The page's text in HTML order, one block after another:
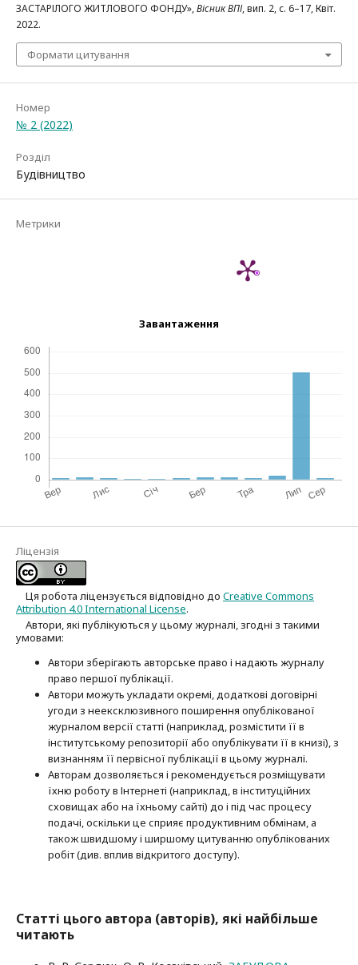
ЗАСТАРІЛОГО ЖИТЛОВОГО ФОНДУ»,Вісник ВПІ, вип. 2, с. 6–17, Квіт.
2022.
Формати цитування
Номер
№ 2 (2022)
Розділ
Будівництво
Метрики
Завантаження
Ліцензія
Ця робота ліцензується відповідно до Creative Commons
Attribution 4.0 International License.
Автори, які публікуються у цьому журналі, згодні з такими
умовами:
Автори зберігають авторське право і надають журналу
право першої публі­кації.
Автори можуть укладати окремі, додат­кові договірні
угоди з неексклюзив­ного поширення опублікованої
журналом версії статті (наприклад, розмістити її в
інститутському репозиторії або опубліку­вати її в книзі), з
визнанням її первісної публікації в цьому журналі.
Авторам дозволяється і рекомендується розміщувати
їхню роботу в Інтернеті (наприклад, в інституційних
сховищах або на їхньому сайті) до і під час процесу
подачі, оскільки це сприяє продуктивним обмінам, а
також швидшому і ширшому цитуванню опубліко­ва­них
робіт (див. вплив відкритого доступу).
Статті цього автора (авторів), які найбільше
читають